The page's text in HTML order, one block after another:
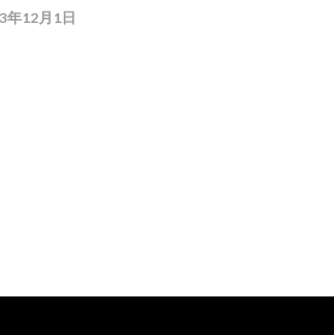
年12月1日